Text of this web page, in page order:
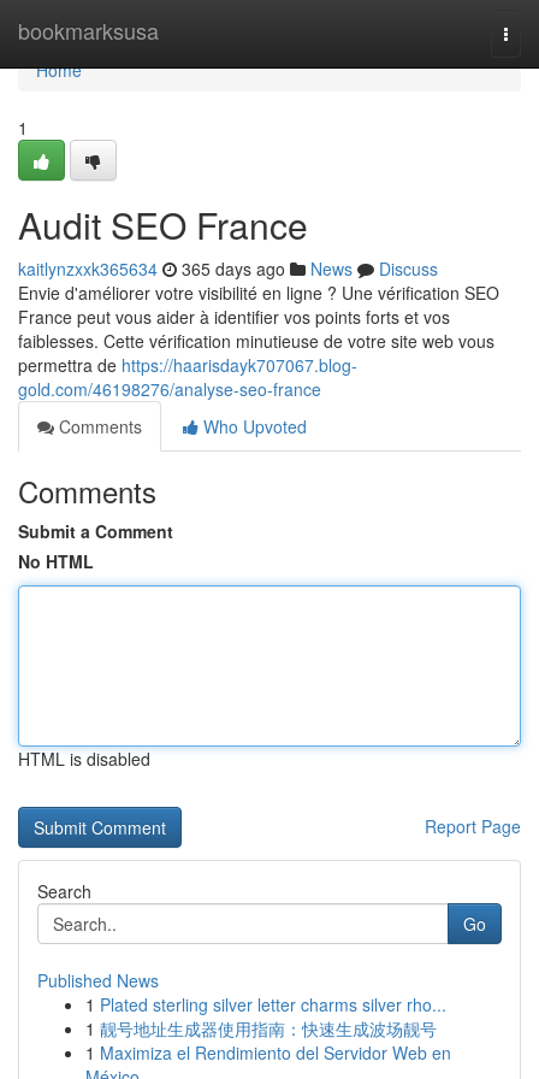
bookmarksusa
Home
Home
1
Audit SEO France
kaitlynzxxk365634 365 days ago News
Discuss
Envie d'améliorer votre visibilité en ligne ? Une vérification SEO
France peut vous aider à identifier vos points forts et vos
faiblesses. Cette vérification minutieuse de votre site web vous
permettra de https://haarisdayk707067.blog-
gold.com/46198276/analyse-seo-france
Comments
Who Upvoted
Comments
Submit a Comment
No HTML
HTML is disabled
Report Page
Search
Go
Published News
1 Plated sterling silver letter charms silver rho...
1 靓号地址生成器使用指南：快速生成波场靓号
1 Maximiza el Rendimiento del Servidor Web en